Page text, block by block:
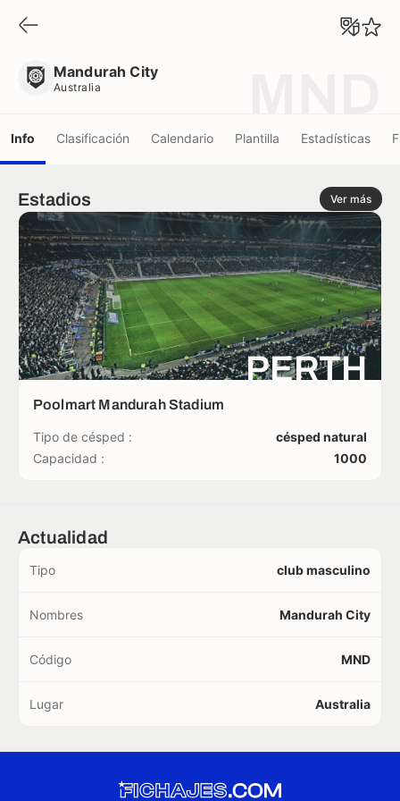
Mandurah City
Australia
Info Clasificación Calendario Plantilla Estadísticas
Estadios Ver más
PERTH
Poolmart Mandurah Stadium
Tipo de césped :
césped natural
Capacidad :
1000
Actualidad
Tipo club masculino
Nombres Mandurah City
Código MND
Lugar Australia